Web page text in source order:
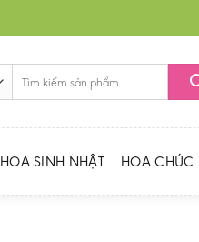
kiếm:
HOA SINH NHẬT HOA CHÚC